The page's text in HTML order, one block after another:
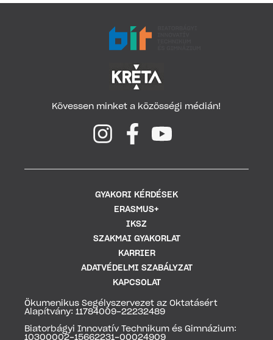
Kövessen minket a közösségi médián!
GYAKORI KÉRDÉSEK
ERASMUS+
IKSZ
SZAKMAI GYAKORLAT
KARRIER
ADATVÉDELMI SZABÁLYZAT
KAPCSOLAT
Ökumenikus Segélyszervezet az Oktatásért
Alapítvány: 11784009-22232489
Biatorbágyi Innovatív Technikum és Gimnázium:
10300002-15662231-00024909